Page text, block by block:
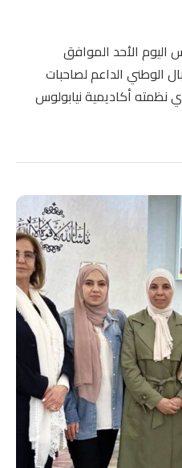
الأحد الموافق
عيبال الوطني الداعم لصاحبات
نظمته أكاديمية نيابولوس